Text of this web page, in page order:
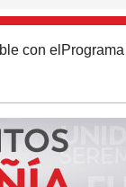
con el Programa